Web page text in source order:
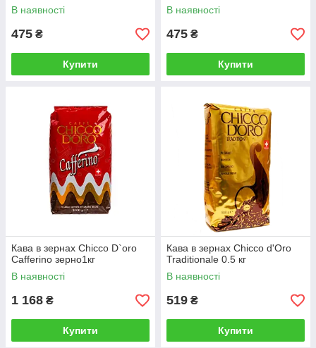
В наявності
475 ₴
Купити
В наявності
475 ₴
Купити
Кава в зернах Chicco D`oro
Cafferino зерно1кг
В наявності
1 168 ₴
Купити
Кава в зернах Chicco d'Oro
Traditionale 0.5 кг
В наявності
519 ₴
Купити